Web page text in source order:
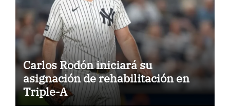
Carlos Rodón iniciará su
asignación de rehabilitación en
Triple-A